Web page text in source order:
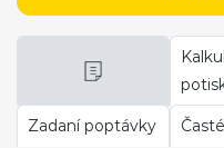
Zadaní poptávky